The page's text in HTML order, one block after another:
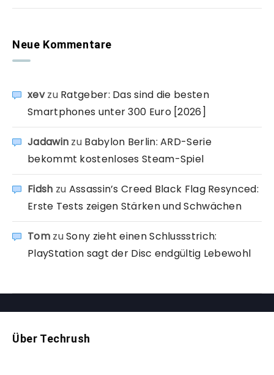
Neue Kommentare
xevzu Ratgeber: Das sind die besten
Smartphones unter 300 Euro [2026]
Jadawin zu Babylon Berlin: ARD-Serie
bekommt kostenloses Steam-Spiel
Fidsh zu Assassin’s Creed Black Flag Resynced:
Erste Tests zeigen Stärken und Schwächen
TomzuSony zieht einen Schlussstrich:
PlayStation sagt der Disc endgültig Lebewohl
Über Techrush